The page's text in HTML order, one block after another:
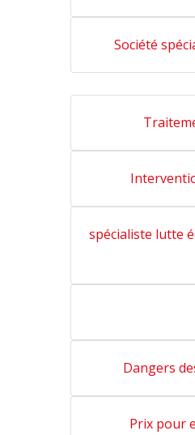
Société
spécialiste lutte
Dangers
Prix pour